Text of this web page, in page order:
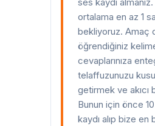
ses kaydı
ortalama en az 1
bekliyoruz. Amaç
öğrendiğiniz
cevaplarınıza
telaffuzunuzu
getirmek ve
Bunun için önce
kaydı alıp bize en